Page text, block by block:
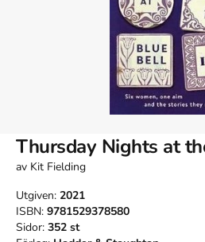
Thursday Nights at
av Kit Fielding
Utgiven: 2021
ISBN: 9781529378580
Sidor: 352 st